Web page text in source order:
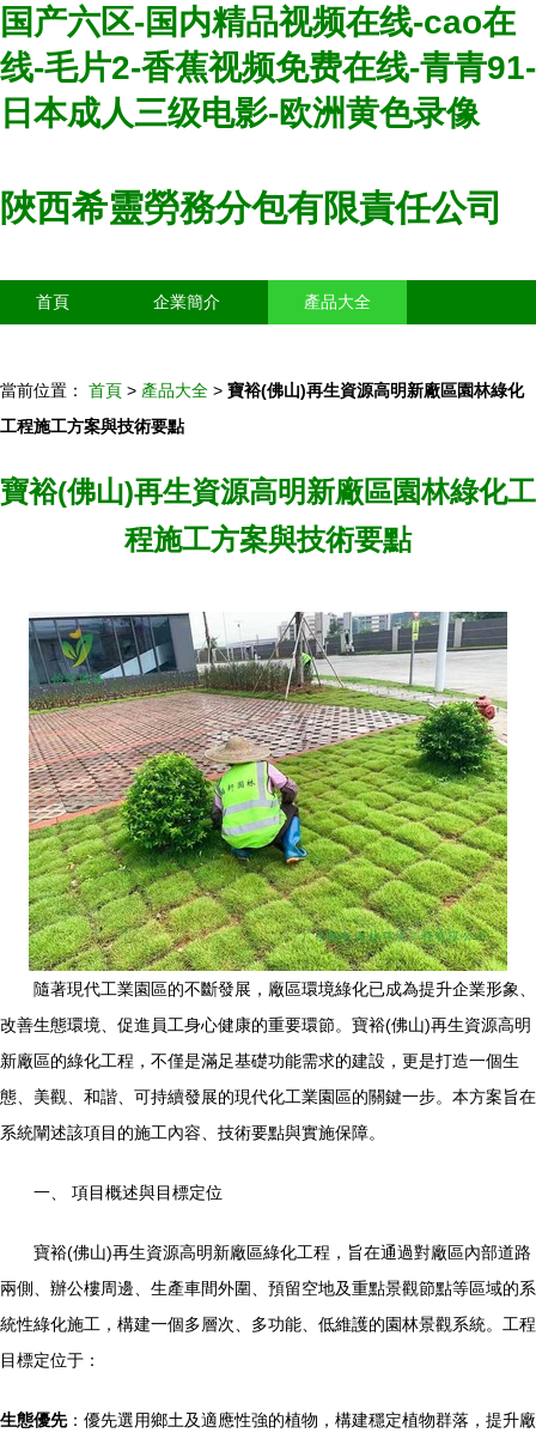
国产六区-国内精品视频在线-cao在
线-毛片2-香蕉视频免费在线-青青91-
日本成人三级电影-欧洲黄色录像
陜西希靈勞務分包有限責任公司
首頁 企業簡介 產品大全
當前位置： 首頁 > 產品大全 > 寶裕(佛山)再生資源高明新廠區園林綠化
工程施工方案與技術要點
寶裕(佛山)再生資源高明新廠區園林綠化工
程施工方案與技術要點
隨著現代工業園區的不斷發展，廠區環境綠化已成為提升企業形象、
改善生態環境、促進員工身心健康的重要環節。寶裕(佛山)再生資源高明
新廠區的綠化工程，不僅是滿足基礎功能需求的建設，更是打造一個生
態、美觀、和諧、可持續發展的現代化工業園區的關鍵一步。本方案旨在
系統闡述該項目的施工內容、技術要點與實施保障。
一、 項目概述與目標定位
寶裕(佛山)再生資源高明新廠區綠化工程，旨在通過對廠區內部道路
兩側、辦公樓周邊、生產車間外圍、預留空地及重點景觀節點等區域的系
統性綠化施工，構建一個多層次、多功能、低維護的園林景觀系統。工程
目標定位于：
生態優先：優先選用鄉土及適應性強的植物，構建穩定植物群落，提升廠